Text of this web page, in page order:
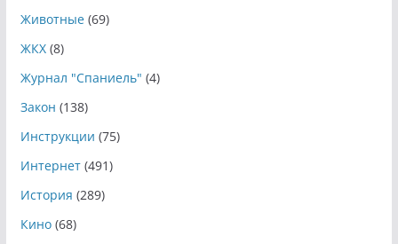
Животные(69)
ЖКХ(8)
Журнал "Спаниель" (4)
Закон (138)
Инструкции (75)
Интернет(491)
История (289)
Кино(68)